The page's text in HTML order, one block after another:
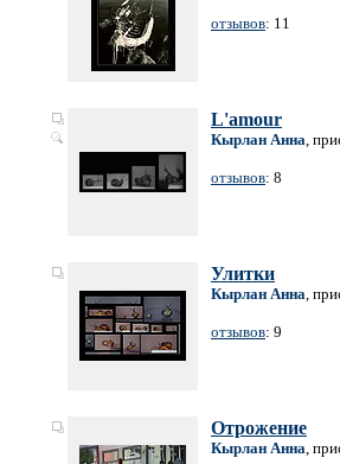
отзывов: 11
L'amour
Кырлан Анна,
отзывов: 8
Улитки
Кырлан Анна,
отзывов: 9
Отрожение
Кырлан Анна,